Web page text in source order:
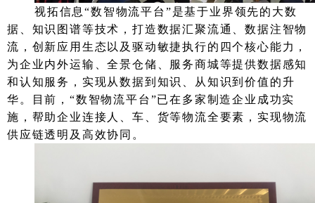
视拓信息“数智物流平台”是基于业界领先的大数
据、知识图谱等技术，打造数据汇聚流通、数据注智物
流，创新应用生态以及驱动敏捷执行的四个核心能力，
为企业内外运输、全景仓储、服务商城等提供数据感知
和认知服务，实现从数据到知识、从知识到价值的升
华。目前，“数智物流平台”已在多家制造企业成功实
施，帮助企业连接人、车、货等物流全要素，实现物流
供应链透明及高效协同。